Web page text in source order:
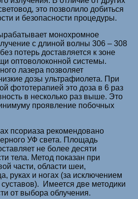
это позволило добиться
и безопасности процедуры.
монохромное
с длиной волны 306 – 308
потерь доставляется к зоне
оптоволоконной системы.
лазера позволяет
дозы ультрафиолета. При
фототерапией это доза в 6 раз
в несколько раз выше. Это
проявление побочных
псориаза рекомендовано
УФ света. Площадь
не более десяти
тела. Метод показан при
части, области шеи,
руках и ногах (за исключением
Имеется две методики
от выбора облучения.